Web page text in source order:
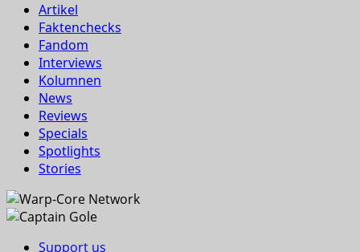
Artikel
Faktenchecks
Fandom
Interviews
Kolumnen
News
Reviews
Specials
Spotlights
Stories
Support us